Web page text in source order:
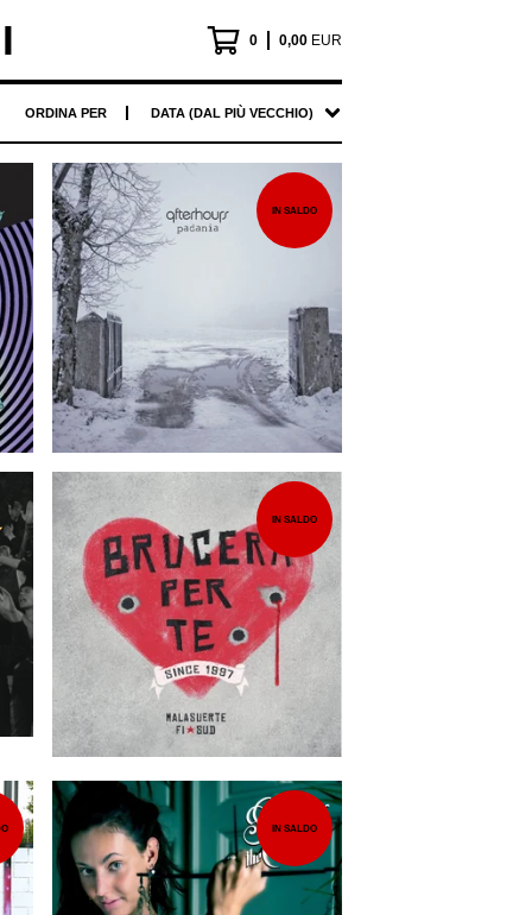
0 0,00 EUR
ORDINA PER DATA (DAL PIÙ VECCHIO)
IN SALDO
IN SALDO
7,50EUR
IN SALDO